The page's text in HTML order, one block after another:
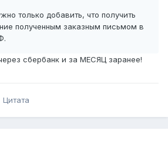
только добавить, что получить
полученным заказным письмом в
сбербанк и за МЕСЯЦ заранее!
Цитата